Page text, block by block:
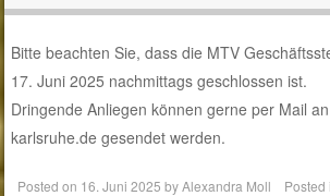
Bitte beachten Sie, dass die MTV
17. Juni 2025 nachmittags geschlossen ist.
Dringende Anliegen können gerne per Mail
karlsruhe.de gesendet werden.
Posted on 16. Juni 2025 byAlexandra Moll